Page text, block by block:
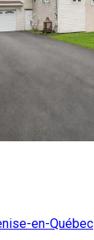
en-Québec